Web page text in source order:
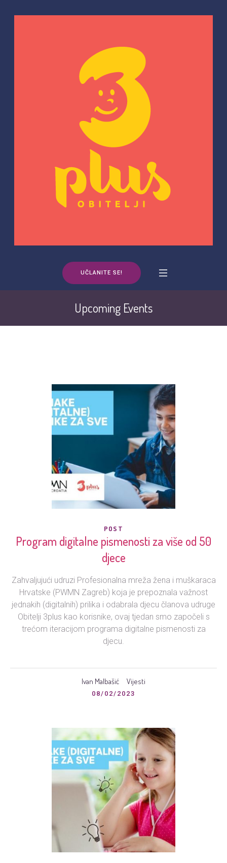
UČLANITE SE!
Upcoming Events
POST
Program digitalne pismenosti za više od 50
djece
Zahvaljujući udruzi Profesionalna mreža žena i muškaraca
Hrvatske (PWMN Zagreb) koja je prepoznala važnost
jednakih (digitalnih) prilika i odabrala djecu članova udruge
Obitelji 3plus kao korisnike, ovaj tjedan smo započeli s
trećom iteracijom programa digitalne pismenosti za
djecu.
Ivan Malbašić Vijesti
08/02/2023